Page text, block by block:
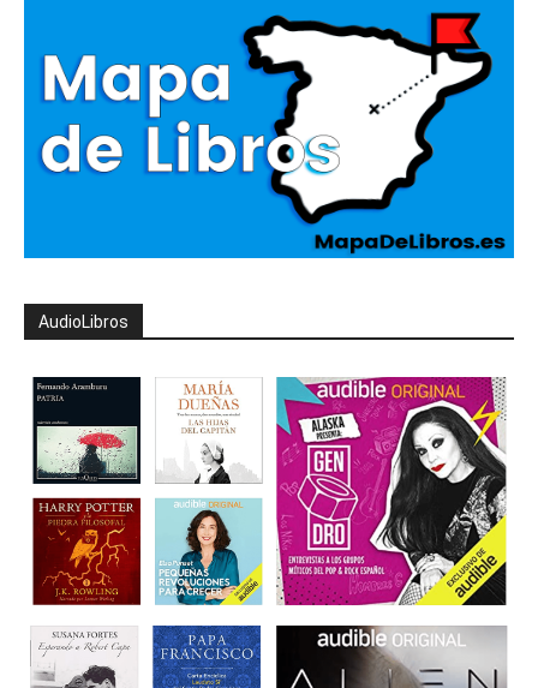
AudioLibros